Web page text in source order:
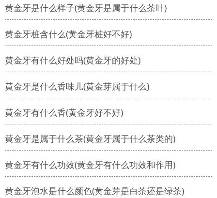
黄金牙是什么样子(黄金牙是属于什么茶叶)
黄金牙桩含什么(黄金牙桩好不好)
黄金牙有什么好处吗(黄金牙的好处)
黄金牙是什么香味儿(黄金芽属于什么)
黄金牙有什么香(黄金牙好不好)
黄金牙是属于什么茶(黄金牙属于什么茶类的)
黄金牙有什么功效(黄金牙有什么功效和作用)
黄金牙泡水是什么颜色(黄金芽是白茶还是绿茶)